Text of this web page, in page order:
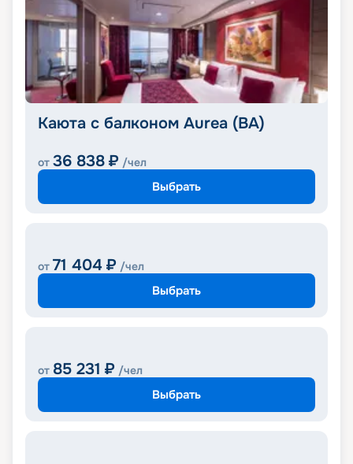
Каюта с балконом Aurea (BA)
от 36 838 ₽ /чел
Выбрать
от 71 404 ₽ /чел
Выбрать
от 85 231 ₽ /чел
Выбрать